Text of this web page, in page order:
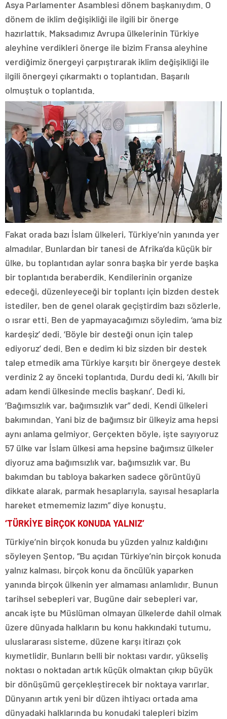
Asya Parlamenter Asamblesi dönem başkanıydım. O
dönem de iklim değişikliği ile ilgili bir önerge
hazırlattık. Maksadımız Avrupa ülkelerinin Türkiye
aleyhine verdikleri önerge ile bizim Fransa aleyhine
verdiğimiz önergeyi çarpıştırarak iklim değişikliği ile
ilgili önergeyi çıkarmaktı o toplantıdan. Başarılı
olmuştuk o toplantıda.
Fakat orada bazı İslam ülkeleri, Türkiye’nin yanında yer
almadılar. Bunlardan bir tanesi de Afrika’da küçük bir
ülke, bu toplantıdan aylar sonra başka bir yerde başka
bir toplantıda beraberdik. Kendilerinin organize
edeceği, düzenleyeceği bir toplantı için bizden destek
istediler, ben de genel olarak geçiştirdim bazı sözlerle,
o ısrar etti. Ben de yapmayacağımızı söyledim, ‘ama biz
kardeşiz’ dedi. ‘Böyle bir desteği onun için talep
ediyoruz’ dedi. Ben e dedim ki biz sizden bir destek
talep etmedik ama Türkiye karşıtı bir önergeye destek
verdiniz 2 ay önceki toplantıda. Durdu dedi ki, ‘Akıllı bir
adam kendi ülkesinde meclis başkanı’. Dedi ki,
‘Bağımsızlık var, bağımsızlık var” dedi. Kendi ülkeleri
bakımından. Yani biz de bağımsız bir ülkeyiz ama hepsi
aynı anlama gelmiyor. Gerçekten böyle, işte sayıyoruz
57 ülke var İslam ülkesi ama hepsine bağımsız ülkeler
diyoruz ama bağımsızlık var, bağımsızlık var. Bu
bakımdan bu tabloya bakarken sadece görüntüyü
dikkate alarak, parmak hesaplarıyla, sayısal hesaplarla
hareket etmememiz lazım” diye konuştu.
‘TÜRKİYE BİRÇOK KONUDA YALNIZ’
Türkiye’nin birçok konuda bu yüzden yalnız kaldığını
söyleyen Şentop, “Bu açıdan Türkiye’nin birçok konuda
yalnız kalması, birçok konu da öncülük yaparken
yanında birçok ülkenin yer almaması anlamlıdır. Bunun
tarihsel sebepleri var. Bugüne dair sebepleri var,
ancak işte bu Müslüman olmayan ülkelerde dahil olmak
üzere dünyada halkların bu konu hakkındaki tutumu,
uluslararası sisteme, düzene karşı itirazı çok
kıymetlidir. Bunların belli bir noktası vardır, yükseliş
noktası o noktadan artık küçük olmaktan çıkıp büyük
bir dönüşümü gerçekleştirecek bir noktaya varırlar.
Dünyanın artık yeni bir düzen ihtiyacı ortada ama
dünyadaki halklarında bu konudaki talepleri bizim